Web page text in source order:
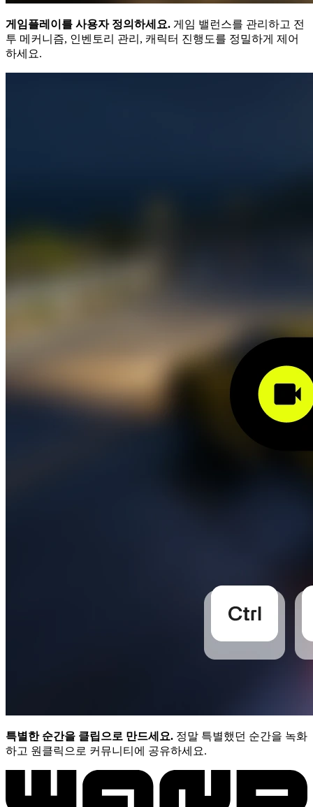
게임플레이를 사용자 정의하세요. 게임 밸런스를 관리하고 전
투 메커니즘, 인벤토리 관리, 캐릭터 진행도를 정밀하게 제어
하세요.
특별한 순간을 클립으로 만드세요. 정말 특별했던 순간을 녹화
하고 원클릭으로 커뮤니티에 공유하세요.